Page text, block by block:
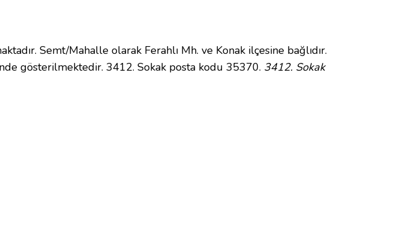
Semt/Mahalle olarak Ferahlı Mh. ve Konak ilçesine bağlıdır.
gösterilmektedir. 3412. Sokak posta kodu 35370. 3412. Sokak